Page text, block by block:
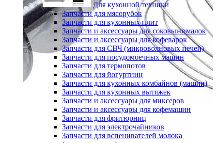
Для кухонной техники
Запчасти для мясорубок
Запчасти для кухонных плит
Запчасти и аксессуары для соковыжималок
Запчасти и аксессуары для кофеварок
Запчасти для СВЧ (микроволновых печей)
Запчасти для посудомоечных машин
Запчасти для термопотов
Запчасти для йогуртниц
Запчасти для кухонных комбайнов (машин)
Запчасти для кухонных вытяжек
Запчасти и аксессуары для миксеров
Запчасти и аксессуары для кофемашин
Запчасти для фритюрниц
Запчасти для электрочайников
Запчасти для вспенивателей молока